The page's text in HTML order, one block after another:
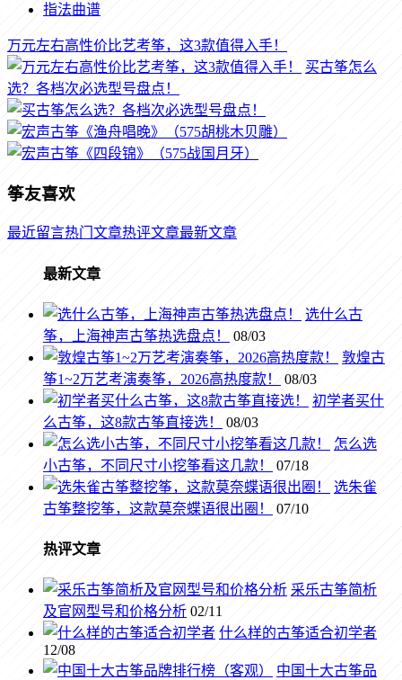
指法曲谱
万元左右高性价比艺考筝，这3款值得入手！
买古筝怎么
选？各档次必选型号盘点！
筝友喜欢
最近留言热门文章热评文章最新文章
最新文章
选什么古
筝，上海神声古筝热选盘点！
08/03
敦煌古
筝1~2万艺考演奏筝，2026高热度款！
08/03
初学者买什
么古筝，这8款古筝直接选！
08/03
怎么选
小古筝，不同尺寸小挖筝看这几款！
07/18
选朱雀
古筝整挖筝，这款莫奈蝶语很出圈！
07/10
热评文章
采乐古筝简析
及官网型号和价格分析 02/11
什么样的古筝适合初学者
12/08
中国十大古筝品